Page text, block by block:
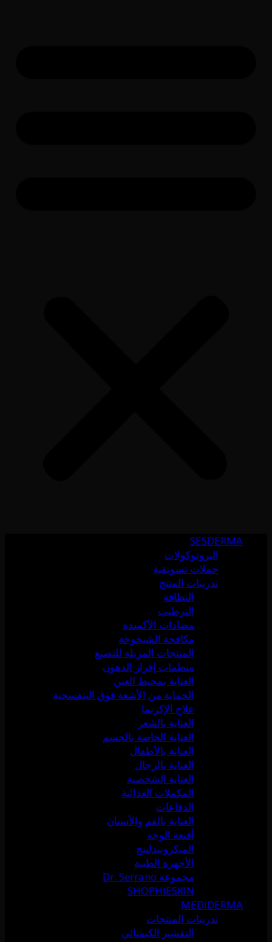
SESDERMA
البروتوكولات
حملات تسويقية
تدريبات المنتج
النظافة
الترطيب
مضادات الأكسدة
مكافحة الشيخوخة
المنتجات المزيلة للتصبغ
منظمات إفراز الدهون
العناية بمحيط العين
الحماية من الأشعة فوق البنفسجية
علاج الإكزيما
العناية بالشعر
العناية الخاصة بالجسم
العناية بالأطفال
العناية بالرجال
العناية الشخصية
المكملات الغذائية
الدفاعات
العناية بالفم والأسنان
أقنعة الوجه
الميكرونيدلينج
الأجهزة الطبية
مجموعة Dr. Serrano
SHOPHIESKIN
MEDIDERMA
تدريبات المنتجات
التقشير الكيميائي